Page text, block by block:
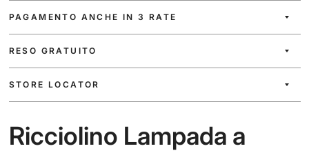
PAGAMENTO ANCHE IN 3 RATE
RESO GRATUITO
STORE LOCATOR
Ricciolino Lampada a